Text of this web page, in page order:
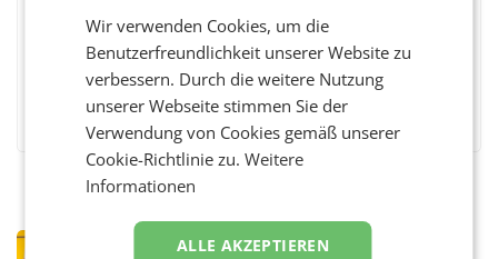
Messenger Teilen
PRIMENEWS
Wir verwenden Cookies, um die
Benutzerfreundlichkeit unserer Website zu
verbessern. Durch die weitere Nutzung
unserer Webseite stimmen Sie der
Verwendung von Cookies gemäß unserer
Cookie-Richtlinie zu.Weitere
Informationen
ALLE AKZEPTIEREN